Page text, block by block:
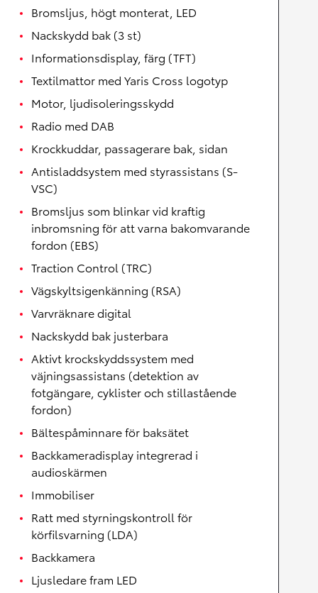
Bromsljus, högt monterat, LED
Nackskydd bak (3 st)
Informationsdisplay, färg (TFT)
Textilmattor med Yaris Cross logotyp
Motor, ljudisoleringsskydd
Radio med DAB
Krockkuddar, passagerare bak, sidan
Antisladdsystem med styrassistans (S-
VSC)
Bromsljus som blinkar vid kraftig
inbromsning för att varna bakomvarande
fordon (EBS)
Traction Control (TRC)
Vägskyltsigenkänning (RSA)
Varvräknare digital
Nackskydd bak justerbara
Aktivt krockskyddssystem med
väjningsassistans (detektion av
fotgängare, cyklister och stillastående
fordon)
Bältespåminnare för baksätet
Backkameradisplay integrerad i
audioskärmen
Immobiliser
Ratt med styrningskontroll för
körfilsvarning (LDA)
Backkamera
Ljusledare fram LED